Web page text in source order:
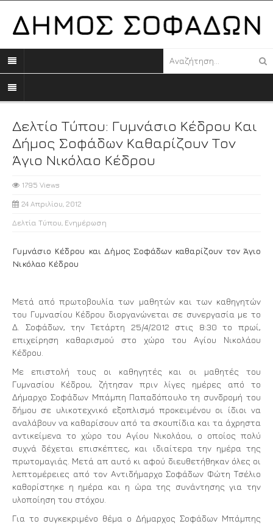
Δελτίο Τύπου: Γυμνάσιο Κέδρου Και
Δήμος Σοφάδων Καθαρίζουν Τον
Άγιο Νικόλαο Κέδρου
1795 Views
24 Απριλίου, 2012
Δελτία Τύπου Ενημέρωση
Γυμνάσιο Κέδρου και Δήμος Σοφάδων καθαρίζουν τον Άγιο
Νικόλαο Κέδρου
Μετά από πρωτοβουλία των μαθητών και των καθηγητών
του Γυμνασίου Κέδρου διοργανώνεται σε συνεργασία με το
Δ. Σοφάδων, την Τετάρτη 25/4/2012 στις 8:30 το πρωί,
επιχείρηση καθαρισμού στο χώρο του Αγίου Νικολάου
Κέδρου.
Με επιστολή τους οι καθηγητές και οι μαθητές του
Γυμνασίου Κέδρου, ζήτησαν πριν λίγες ημέρες από το
Δήμαρχο Σοφάδων Μπάμπη Παπαδόπουλο τη συνδρομή του
δήμου σε υλικοτεχνικό εξοπλισμό προκειμένου οι ίδιοι να
αναλάβουν να καθαρίσουν από τα σκουπίδια και τα άχρηστα
αντικείμενα το χώρο του Αγίου Νικολάου, ο οποίος πολύ
συχνά δέχεται επισκέπτες, και ιδιαίτερα την ημέρα της
πρωτομαγιάς. Μετά απ αυτό κι αφού διευθετήθηκαν όλες οι
λεπτομέρειες από τον Αντιδήμαρχο Σοφάδων Φώτη Τσέλιο
καθορίστηκε η ημέρα και η ώρα της συνάντησης για την
υλοποίηση του στόχου.
Για το συγκεκριμένο θέμα ο Δήμαρχος Σοφάδων Μπάμπης